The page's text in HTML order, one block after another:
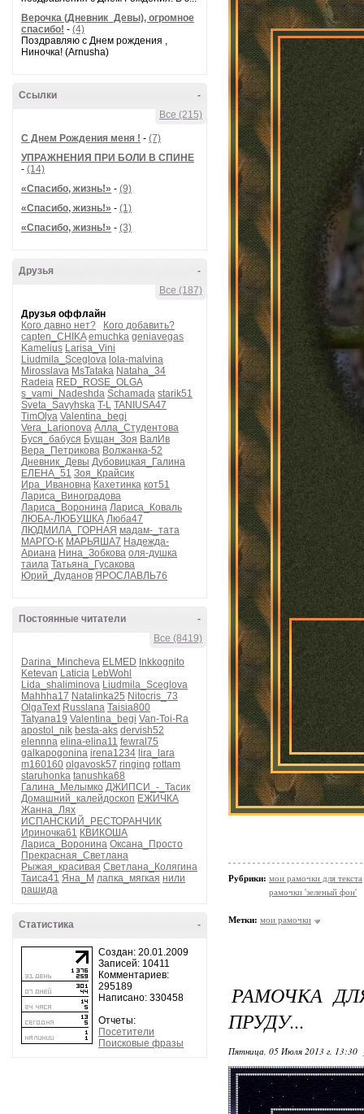
Верочка (Дневник_Девы), огромное
спасибо! - (4)
Поздравляю с Днем рождения ,
Ниночка! (Arnusha)
-
Ссылки
Все (215)
С Днем Рождения меня ! - (7)
УПРАЖНЕНИЯ ПРИ БОЛИ В СПИНЕ
- (14)
«Спасибо, жизнь!» - (9)
«Спасибо, жизнь!» - (1)
«Спасибо, жизнь!» - (3)
-
Друзья
Все (187)
Друзья оффлайн
Кого давно нет?
Кого добавить?
capten_CHIKA emuchka geniavegas
Kamelius Larisa_Vini
Liudmila_Sceglova lola-malvina
Mirosslava MsTataka Nataha_34
Radeia RED_ROSE_OLGA
s_vami_Nadeshda Schamada starik51
Sveta_Savyhska T-L TANIUSA47
TimOlya Valentina_begi
Vera_Larionova Алла_Студентова
Буся_бабуся Бущан_Зоя ВалИв
Вера_Петрикова Волжанка-52
Дневник_Девы Дубовицкая_Галина
ЕЛЕНА_51 Зоя_Крайсик
Ира_Ивановна Кахетинка кот51
Лариса_Виноградова
Лариса_Воронина Лариса_Коваль
ЛЮБА-ЛЮБУШКА Люба47
ЛЮДМИЛА_ГОРНАЯ мадам-_тата
МАРГО-К МАРЬЯША7 Надежда-
Ариана Нина_Зобкова оля-душка
таила Татьяна_Гусакова
Юрий_Дуданов ЯРОСЛАВЛЬ76
-
Постоянные читатели
Все (8419)
Darina_Mincheva ELMED Inkkognito
Ketevan Laticia LebWohl
Lida_shaliminova Liudmila_Sceglova
Mahhha17 Natalinka25 Nitocris_73
OlgaText Russlana Taisia800
Tatyana19 Valentina_begi Van-Toi-Ra
apostol_nik besta-aks dervish52
elennna elina-elina11 fewral75
galkapogonina irena1234 lira_lara
m160160 olgavosk57 ringing rottam
staruhonka tanushka68
Галина_Мелымко ДЖИПСИ_-_Тасик
Домашний_калейдоскоп ЕЖИЧКА
Жанна_Лях
ИСПАНСКИЙ_РЕСТОРАНЧИК
Ириночка61 КВИКОША
Лариса_Воронина Оксана_Просто
Прекрасная_Светлана
Рыжая_красивая Светлана_Колягина
Таиса41 Яна_М лапка_мягкая нили
рашида
-
Статистика
Создан: 20.01.2009
Записей: 10411
Комментариев:
295189
Написано: 330458
Отчеты:
Посетители
Поисковые фразы
Рубрики: мои рамочки для текста
рамочки 'зеленый фон'
Метки: мои рамочки
РАМОЧКА
ПРУДУ...
Пятница, 05 Июля 2013 г. 13:30